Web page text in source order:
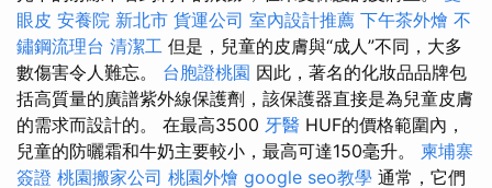
眼皮 安養院 新北市 貨運公司 室內設計推薦 下午茶外燴 不
鏽鋼流理台 清潔工 但是，兒童的皮膚與“成人”不同，大多
數傷害令人難忘。 台胞證桃園 因此，著名的化妝品品牌包
括高質量的廣譜紫外線保護劑，該保護器直接是為兒童皮膚
的需求而設計的。 在最高3500 牙醫 HUF的價格範圍內，
兒童的防曬霜和牛奶主要較小，最高可達150毫升。 柬埔寨
簽證 桃園搬家公司 桃園外燴 google seo教學 通常，它們